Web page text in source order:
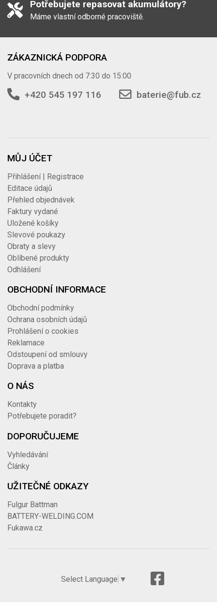
Potřebujete repasovat akumulátory?
Máme vlastní odborné pracoviště.
ZÁKAZNICKÁ PODPORA
V pracovních dnech od 7:30 do 15:00
+420 545 197 116 baterie@fub.cz
MŮJ ÚČET
Přihlášení | Registrace
Editace údajů
Přehled objednávek
Faktury vydané
Uložené košíky
Slevové poukazy
Obraty a slevy
Oblíbené produkty
Odhlášení
OBCHODNÍ INFORMACE
Obchodní podmínky
Ochrana osobních údajů
Prohlášení o cookies
Reklamace
Odstoupení od smlouvy
Doprava a platba
O NÁS
Kontakty
Potřebujete poradit?
DOPORUČUJEME
Vyhledávání
Články
UŽITEČNÉ ODKAZY
Fulgur Battman
BATTERY-WELDING.COM
Fukawa.cz
Select Language ▼